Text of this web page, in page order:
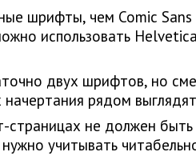
шрифты, чем Comic
использовать
двух шрифтов, но
рядом
страницах не должен
учитывать